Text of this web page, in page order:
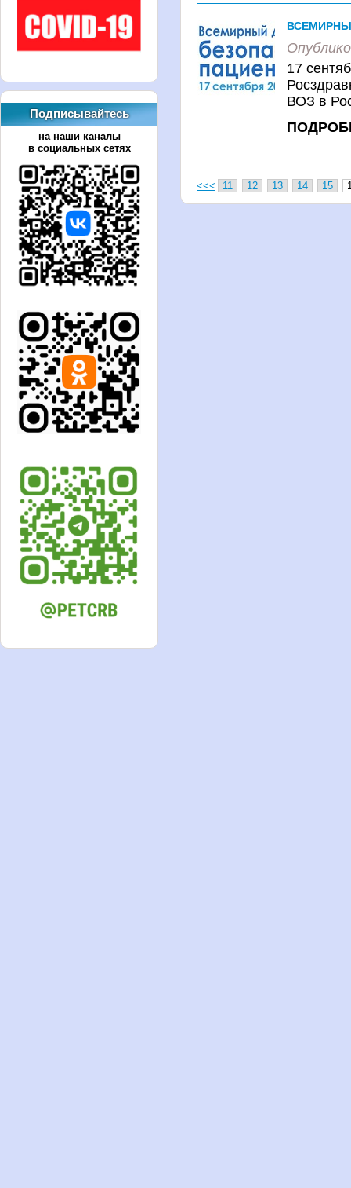
Подписывайтесь
на наши каналы
в социальных сетях
17
ВОЗ в
<<< 11 12 13 14 15